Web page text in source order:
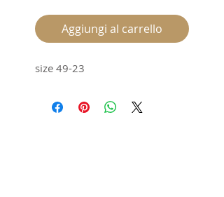
Aggiungi al carrello
size 49-23